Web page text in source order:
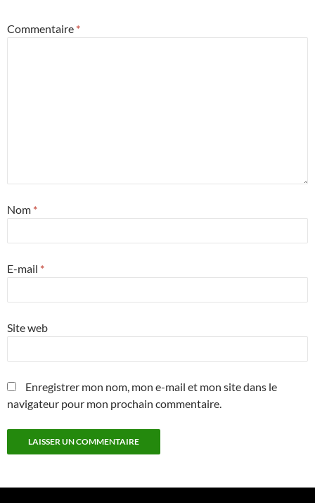
Commentaire *
Nom *
E-mail *
Site web
Enregistrer mon nom, mon e-mail et mon site dans le
navigateur pour mon prochain commentaire.